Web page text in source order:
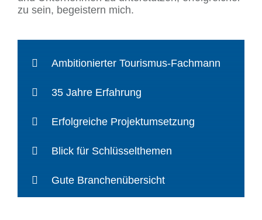
zu sein, begeistern mich.
Ambitionierter Tourismus-Fachmann
35 Jahre Erfahrung
Erfolgreiche Projektumsetzung
Blick für Schlüsselthemen
Gute Branchenübersicht